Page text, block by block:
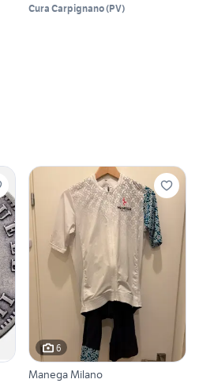
Cura Carpignano(PV)
6
Manega Milano